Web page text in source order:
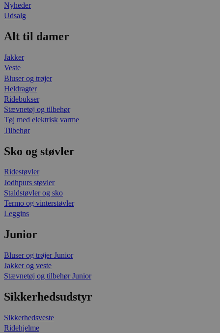
Nyheder
Udsalg
Alt til damer
Jakker
Veste
Bluser og trøjer
Heldragter
Ridebukser
Stævnetøj og tilbehør
Tøj med elektrisk varme
Tilbehør
Sko og støvler
Ridestøvler
Jodhpurs støvler
Staldstøvler og sko
Termo og vinterstøvler
Leggins
Junior
Bluser og trøjer Junior
Jakker og veste
Stævnetøj og tilbehør Junior
Sikkerhedsudstyr
Sikkerhedsveste
Ridehjelme